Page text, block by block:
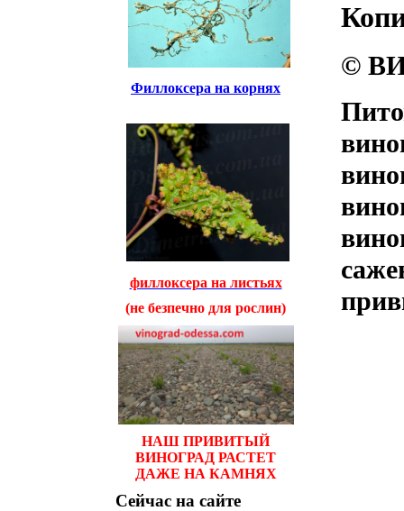
Филлоксера на корнях
филлоксера на листьях
(не безпечно для рослин)
НАШ ПРИВИТЫЙ
ВИНОГРАД РАСТЕТ
ДАЖЕ НА КАМНЯХ
Сейчас на сайте
©